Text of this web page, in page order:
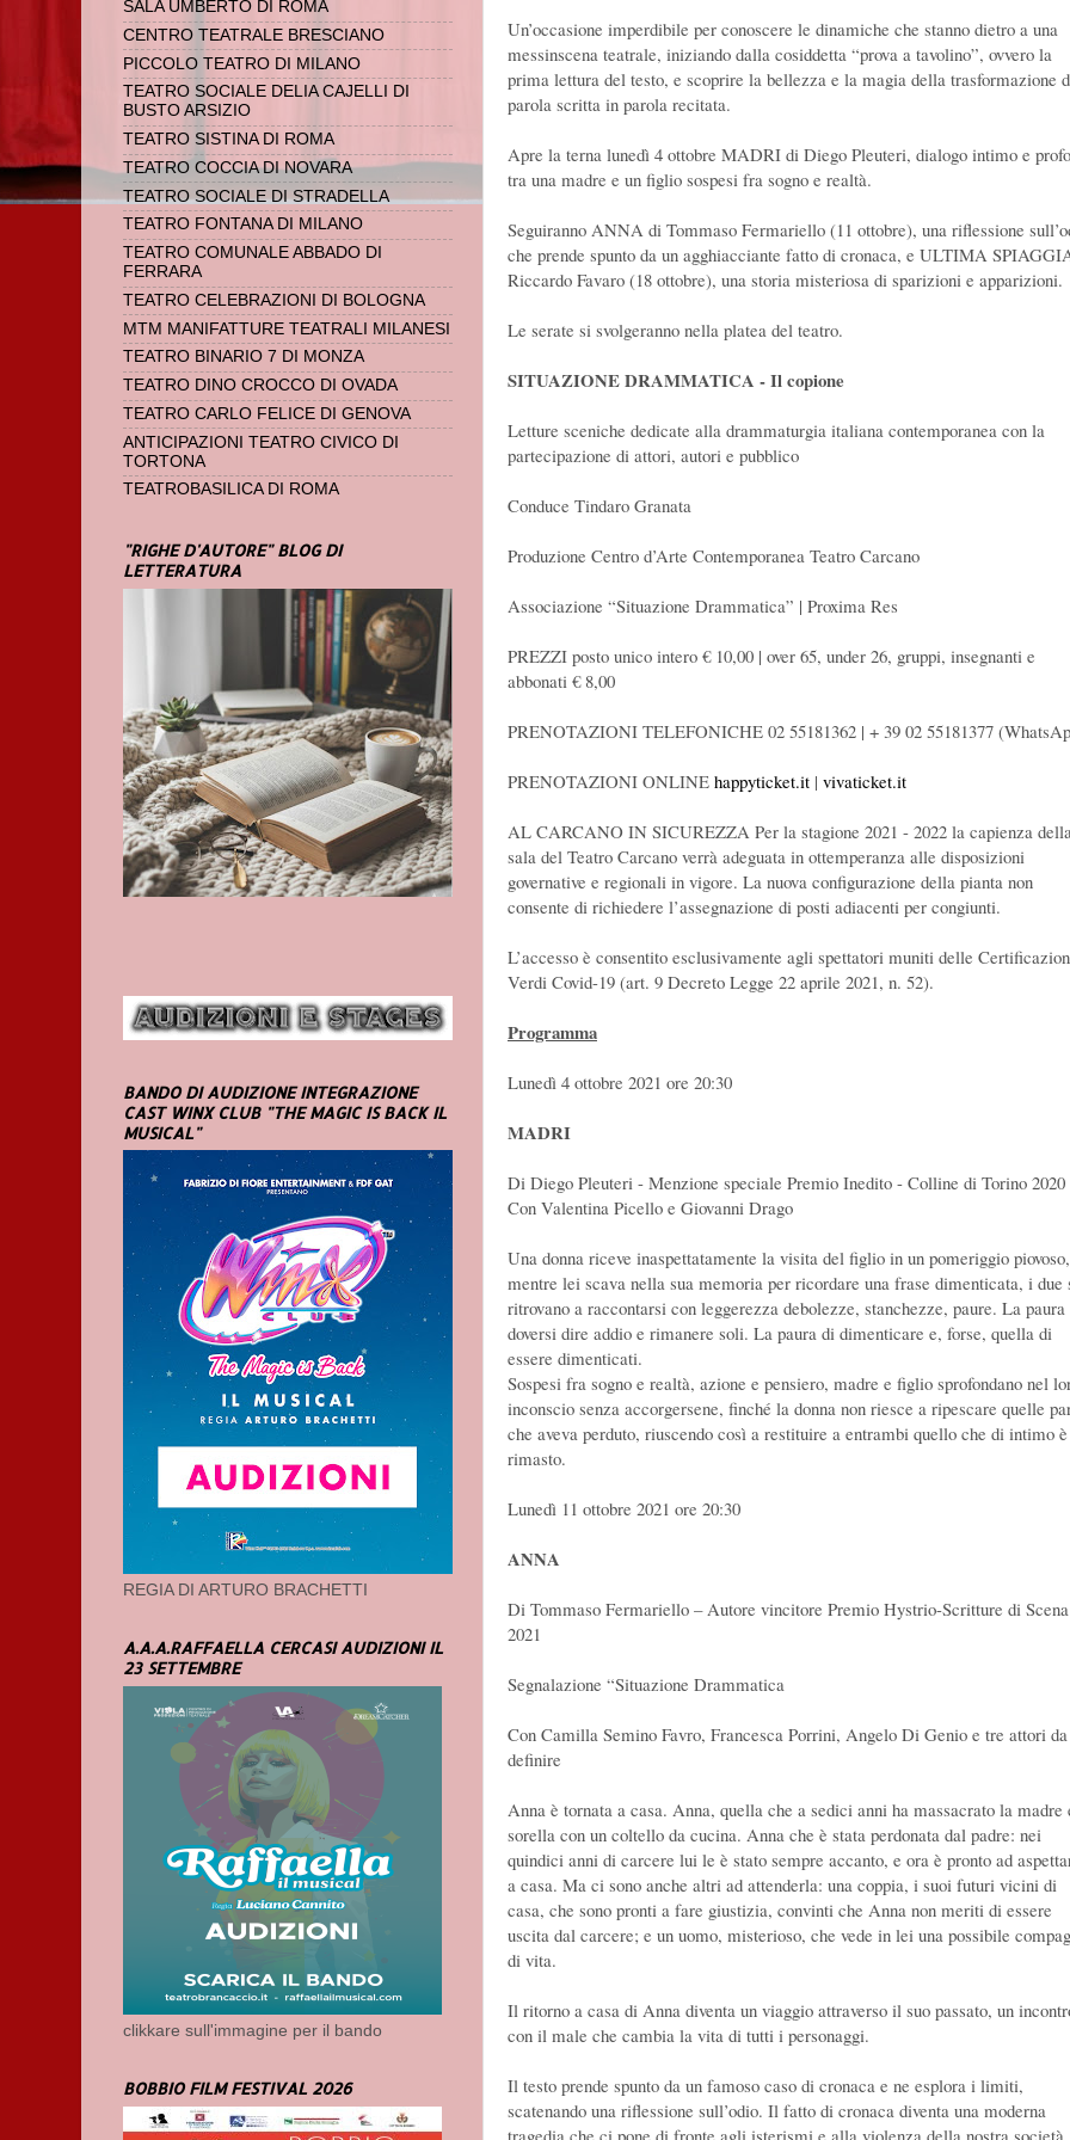
Un’occasione imperdibile per conoscere le dinamiche che stanno dietro a una
messinscena teatrale, iniziando dalla cosiddetta “prova a tavolino”, ovvero la
prima lettura del testo, e scoprire la bellezza e la magia della trasformazione
parola scritta in parola recitata.
Apre la terna lunedì 4 ottobre MADRI di Diego Pleuteri, dialogo intimo e
tra una madre e un figlio sospesi fra sogno e realtà.
Seguiranno ANNA di Tommaso Fermariello (11 ottobre), una riflessione
che prende spunto da un agghiacciante fatto di cronaca, e ULTIMA
Riccardo Favaro (18 ottobre), una storia misteriosa di sparizioni e apparizioni.
Le serate si svolgeranno nella platea del teatro.
SITUAZIONE DRAMMATICA - Il copione
Letture sceniche dedicate alla drammaturgia italiana contemporanea con la
partecipazione di attori, autori e pubblico
Conduce Tindaro Granata
Produzione Centro d’Arte Contemporanea Teatro Carcano
Associazione “Situazione Drammatica” | Proxima Res
PREZZI posto unico intero € 10,00 | over 65, under 26, gruppi, insegnanti e
abbonati € 8,00
PRENOTAZIONI TELEFONICHE 02 55181362 | + 39 02 55181377
PRENOTAZIONI ONLINE happyticket.it | vivaticket.it
AL CARCANO IN SICUREZZA Per la stagione 2021 - 2022 la capienza
sala del Teatro Carcano verrà adeguata in ottemperanza alle disposizioni
governative e regionali in vigore. La nuova configurazione della pianta non
consente di richiedere l’assegnazione di posti adiacenti per congiunti.
L’accesso è consentito esclusivamente agli spettatori muniti delle
Verdi Covid-19 (art. 9 Decreto Legge 22 aprile 2021, n. 52).
Programma
Lunedì 4 ottobre 2021 ore 20:30
MADRI
Di Diego Pleuteri - Menzione speciale Premio Inedito - Colline di Torino 2020
Con Valentina Picello e Giovanni Drago
Una donna riceve inaspettatamente la visita del figlio in un pomeriggio
mentre lei scava nella sua memoria per ricordare una frase dimenticata, i due
ritrovano a raccontarsi con leggerezza debolezze, stanchezze, paure. La
doversi dire addio e rimanere soli. La paura di dimenticare e, forse, quella di
essere dimenticati.
Sospesi fra sogno e realtà, azione e pensiero, madre e figlio sprofondano nel
inconscio senza accorgersene, finché la donna non riesce a ripescare quelle
che aveva perduto, riuscendo così a restituire a entrambi quello che di intimo è
rimasto.
Lunedì 11 ottobre 2021 ore 20:30
ANNA
Di Tommaso Fermariello – Autore vincitore Premio Hystrio-Scritture di Scena
2021
Segnalazione “Situazione Drammatica
Con Camilla Semino Favro, Francesca Porrini, Angelo Di Genio e tre attori da
definire
Anna è tornata a casa. Anna, quella che a sedici anni ha massacrato la madre
sorella con un coltello da cucina. Anna che è stata perdonata dal padre: nei
quindici anni di carcere lui le è stato sempre accanto, e ora è pronto ad
a casa. Ma ci sono anche altri ad attenderla: una coppia, i suoi futuri vicini di
casa, che sono pronti a fare giustizia, convinti che Anna non meriti di essere
uscita dal carcere; e un uomo, misterioso, che vede in lei una possibile
di vita.
Il ritorno a casa di Anna diventa un viaggio attraverso il suo passato, un
con il male che cambia la vita di tutti i personaggi.
Il testo prende spunto da un famoso caso di cronaca e ne esplora i limiti,
scatenando una riflessione sull’odio. Il fatto di cronaca diventa una moderna
tragedia che ci pone di fronte agli isterismi e alla violenza della nostra società
SALA UMBERTO DI ROMA
CENTRO TEATRALE BRESCIANO
PICCOLO TEATRO DI MILANO
TEATRO SOCIALE DELIA CAJELLI DI
BUSTO ARSIZIO
TEATRO SISTINA DI ROMA
TEATRO COCCIA DI NOVARA
TEATRO SOCIALE DI STRADELLA
TEATRO FONTANA DI MILANO
TEATRO COMUNALE ABBADO DI
FERRARA
TEATRO CELEBRAZIONI DI BOLOGNA
MTM MANIFATTURE TEATRALI MILANESI
TEATRO BINARIO 7 DI MONZA
TEATRO DINO CROCCO DI OVADA
TEATRO CARLO FELICE DI GENOVA
ANTICIPAZIONI TEATRO CIVICO DI
TORTONA
TEATROBASILICA DI ROMA
"RIGHE D'AUTORE" BLOG DI
LETTERATURA
BANDO DI AUDIZIONE INTEGRAZIONE
CAST WINX CLUB "THE MAGIC IS BACK IL
MUSICAL"
REGIA DI ARTURO BRACHETTI
A.A.A.RAFFAELLA CERCASI AUDIZIONI IL
23 SETTEMBRE
clikkare sull'immagine per il bando
BOBBIO FILM FESTIVAL 2026